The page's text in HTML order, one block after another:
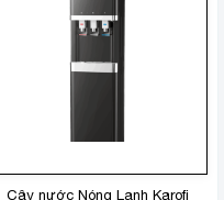
Cây nước Nóng Lạnh Karofi